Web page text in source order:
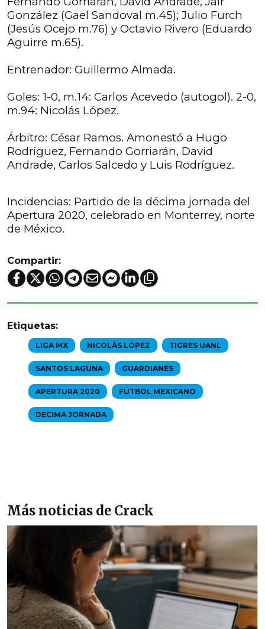
González (Gael Sandoval m.45); Julio Furch
(Jesús Ocejo m.76) y Octavio Rivero (Eduardo
Aguirre m.65).
Entrenador: Guillermo Almada.
Goles: 1-0, m.14: Carlos Acevedo (autogol). 2-0,
m.94: Nicolás López.
Árbitro: César Ramos. Amonestó a Hugo
Rodríguez, Fernando Gorriarán, David
Andrade, Carlos Salcedo y Luis Rodríguez.
Incidencias: Partido de la décima jornada del
Apertura 2020, celebrado en Monterrey, norte
de México.
Compartir:
Etiquetas:
LIGA MX NICOLÁS LÓPEZ TIGRES UANL
SANTOS LAGUNA GUARDIANES
APERTURA 2020 FÚTBOL MEXICANO
DECIMA JORNADA
Más noticias de Crack